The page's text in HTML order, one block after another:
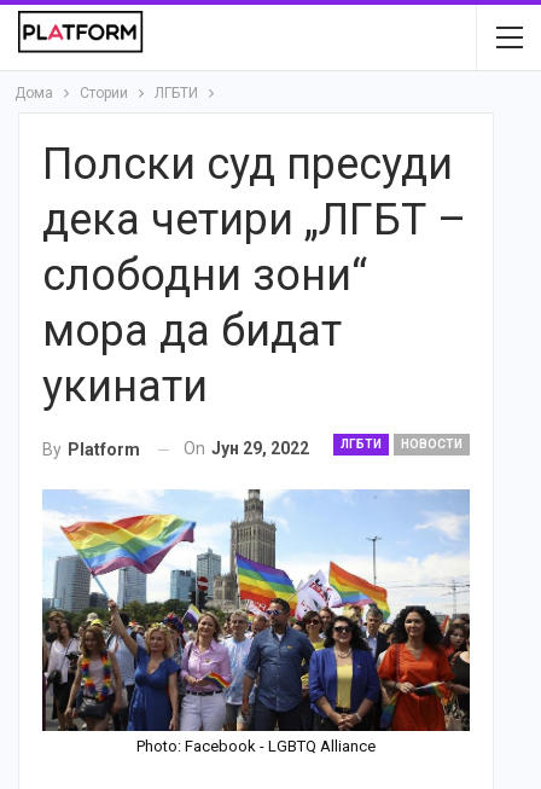
Дома Стории ЛГБТИ
Полски суд пресуди
дека четири „ЛГБТ –
слободни зони“
мора да бидат
укинати
ЛГБТИ НОВОСТИ
By Platform On Јун 29, 2022
Photo: Facebook - LGBTQ Alliance